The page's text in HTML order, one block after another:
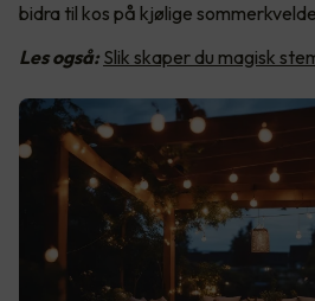
bidra til kos på kjølige
Les også: Slik skaper du magisk